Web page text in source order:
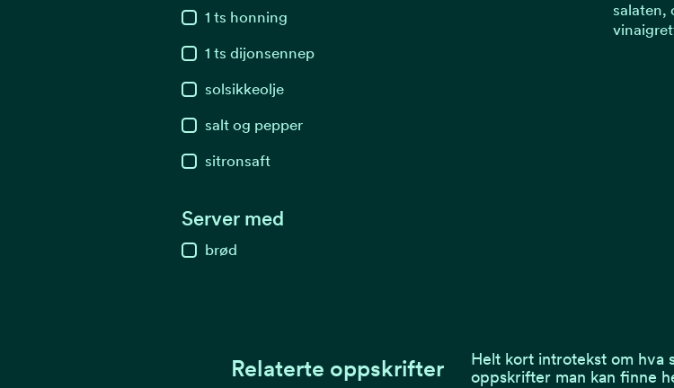
1 ts honning
1 ts dijonsennep
solsikkeolje
salt og pepper
sitronsaft
Server med
brød
salaten,
Relaterte oppskrifter
Helt kort introtekst om hva
oppskrifter man kan finne